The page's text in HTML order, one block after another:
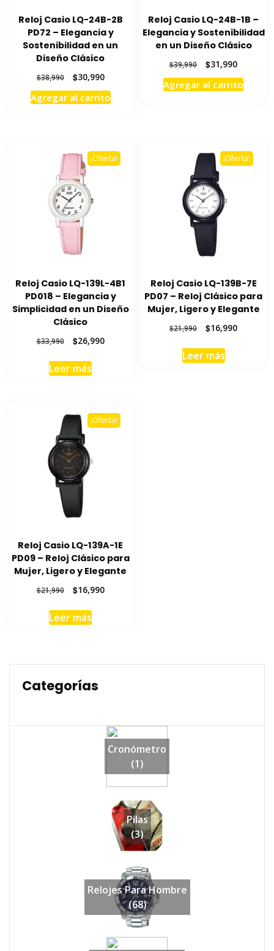
Reloj Casio LQ-24B-2B
PD72 – Elegancia y
Sostenibilidad en un
Diseño Clásico
$38,990
precio
original
$30,990El
precio
actual
Agregar al carrito
Reloj Casio LQ-24B-1B –
Elegancia y Sostenibilidad
en un Diseño Clásico
$39,990
El
precio
original
$31,990El
precio
actual
Agregar al carrito
¡Oferta!
Reloj Casio LQ-139L-4B1
PD018 – Elegancia y
Simplicidad en un Diseño
Clásico
$33,990
original
era:
$26,990El
Leer más
¡Oferta!
Reloj Casio LQ-139B-7E
PD07 – Reloj Clásico para
Mujer, Ligero y Elegante
$21,990
El
original
era:
$16,990El
Leer más
¡Oferta!
Reloj Casio LQ-139A-1E
PD09 – Reloj Clásico para
Mujer, Ligero y Elegante
$21,990
original
era:
$16,990El
Leer más
Categorías
Cronómetro
(1)
Pilas
(3)
Relojes Para Hombre
(68)